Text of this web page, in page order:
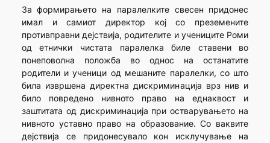
За формирањето на паралелките свесен придонес
имал и самиот директор кој со преземените
противправни дејствија, родителите и учениците Роми
од етнички чистата паралелка биле ставени во
понеповолна положба во однос на останатите
родители и ученици од мешаните паралелки, со што
била извршена директна дискриминација врз нив и
било повредено нивното право на еднаквост и
заштитата од дискриминација при остварувањето на
нивното уставно право на образование. Со ваквите
дејствија се придонесувало кон исклучување на